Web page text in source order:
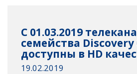
C 01.03.2019
семейства Discovery
доступны в HD
19.02.2019